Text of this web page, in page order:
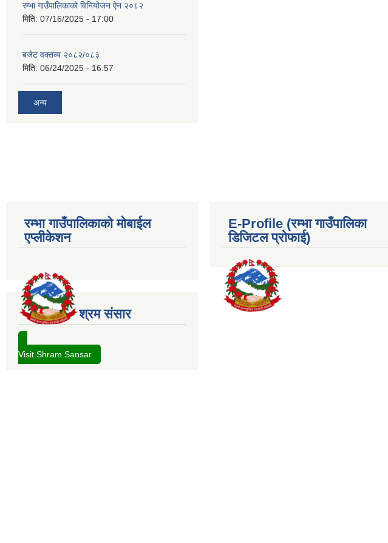
रम्भा गाउँपालिकाको विनियोजन ऐन २०८२
मिति: 07/16/2025 - 17:00
बजेट वक्तव्य २०८२/०८३
मिति: 06/24/2025 - 16:57
अन्य
रम्भा गाउँपालिकाको मोबाईल
एप्लीकेशन
श्रम संसार
Visit Shram Sansar
E-Profile (रम्भा गाउँपालिका
डिजिटल प्रोफाई)